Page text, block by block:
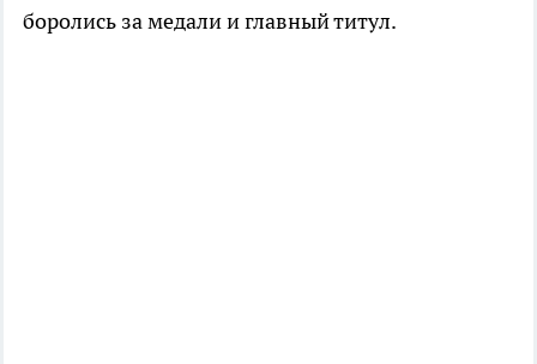
боролись за медали и главный титул.